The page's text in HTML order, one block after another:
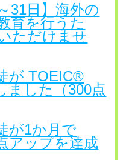
31日】海外の
育を行うた
ただけませ
が TOEIC®
ました（300点
が1か月で
アップを達成